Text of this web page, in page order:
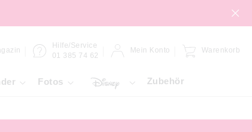
Hilfe/Service
01 385 74 62
Mein Konto Warenkorb
Fotos Zubehör